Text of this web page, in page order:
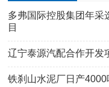
多弗国际控股集团年采
目
辽宁泰源汽配合作开发
铁刹山水泥厂日产